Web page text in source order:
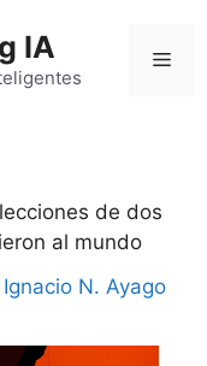
IA
de dos
al mundo
Ignacio N. Ayago